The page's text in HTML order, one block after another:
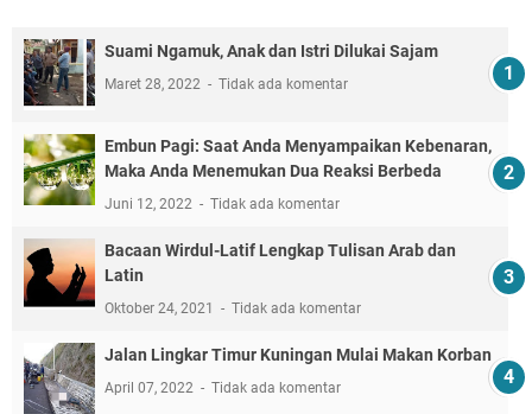
Suami Ngamuk, Anak dan Istri Dilukai Sajam
Maret 28, 2022 Tidak ada komentar
Embun Pagi: Saat Anda Menyampaikan Kebenaran,
Maka Anda Menemukan Dua Reaksi Berbeda
Juni 12, 2022 Tidak ada komentar
Bacaan Wirdul-Latif Lengkap Tulisan Arab dan
Latin
Oktober 24, 2021 Tidak ada komentar
Jalan Lingkar Timur Kuningan Mulai Makan Korban
April 07, 2022 Tidak ada komentar